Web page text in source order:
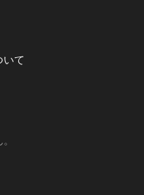
て